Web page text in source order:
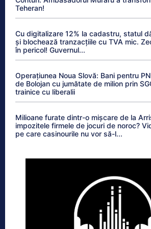
Teheran!
Cu digitalizare 12% la cadastru, statul
și blochează tranzacțiile cu TVA mic.
în pericol! Guvernul...
Operațiunea Noua Slovă: Bani pentru
de Bolojan cu jumătate de milion prin
trainice cu liberalii
Milioane furate dintr-o mișcare de la
impozitele firmele de jocuri de noroc?
pe care casinourile nu vor să-l...